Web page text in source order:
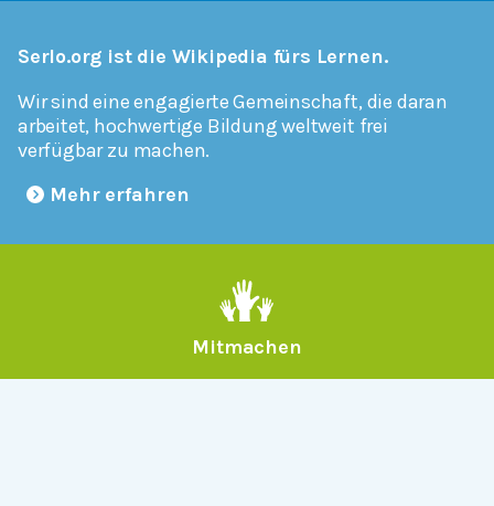
Serlo.org ist die Wikipedia fürs Lernen.
Wir sind eine engagierte Gemeinschaft, die daran
arbeitet, hochwertige Bildung weltweit frei
verfügbar zu machen.
Mehr erfahren
Mitmachen